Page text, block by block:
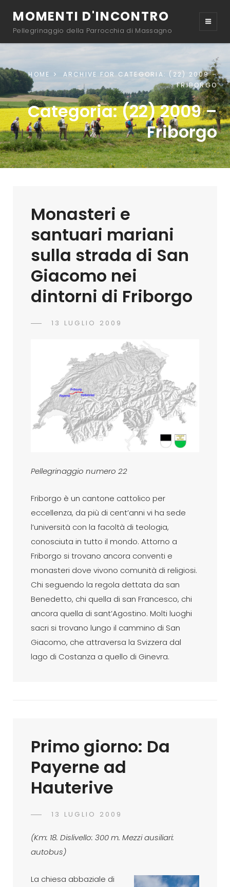
MOMENTI D'INCONTRO
Pellegrinaggio della Parrocchia di Massagno
HOME ARCHIVE FOR CATEGORIA: (22) 2009 –
FRIBORGO
Categoria:(22) 2009 –
Friborgo
Monasteri e
santuari mariani
sulla strada di San
Giacomo nei
dintorni di Friborgo
POSTED
13 LUGLIO 2009
Pellegrinaggio numero 22
Friborgo è un cantone cattolico per
eccellenza, da più di cent’anni vi ha sede
l’università con la facoltà di teologia,
conosciuta in tutto il mondo. Attorno a
Friborgo si trovano ancora conventi e
monasteri dove vivono comunità di religiosi.
Chi seguendo la regola dettata da san
Benedetto, chi quella di san Francesco, chi
ancora quella di sant’Agostino. Molti luoghi
sacri si trovano lungo il cammino di San
Giacomo, che attraversa la Svizzera dal
lago di Costanza a quello di Ginevra.
Primo giorno: Da
Payerne ad
Hauterive
POSTED
13 LUGLIO 2009
(Km: 18. Dislivello: 300 m. Mezzi ausiliari:
autobus)
La chiesa abbaziale di